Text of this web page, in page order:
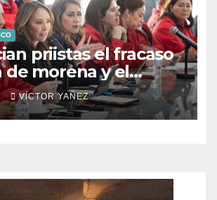
priistas el fracaso
de morena y el
al campo
VÍCTOR YAÑEZ